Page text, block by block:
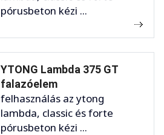
pórusbeton kézi ...
YTONG Lambda 375 GT
falazóelem
felhasználás az ytong
lambda, classic és forte
pórusbeton kézi ...